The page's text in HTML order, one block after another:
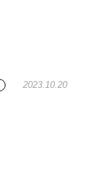
2023.10.20